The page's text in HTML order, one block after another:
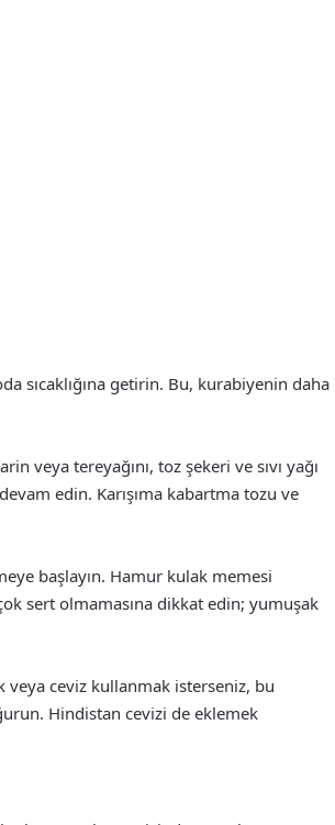
sıcaklığına getirin. Bu, kurabiyenin daha
veya tereyağını, toz şekeri ve sıvı yağı
edin. Karışıma kabartma tozu ve
başlayın. Hamur kulak memesi
sert olmamasına dikkat edin; yumuşak
veya ceviz kullanmak isterseniz, bu
Hindistan cevizi de eklemek